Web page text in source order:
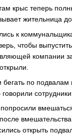
крыс теперь
жительница
к
чтобы
компании
по подвалам
открыть